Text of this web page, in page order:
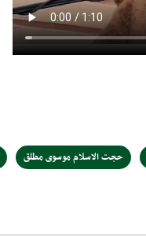
حجت الاسلام موسوی مطلق